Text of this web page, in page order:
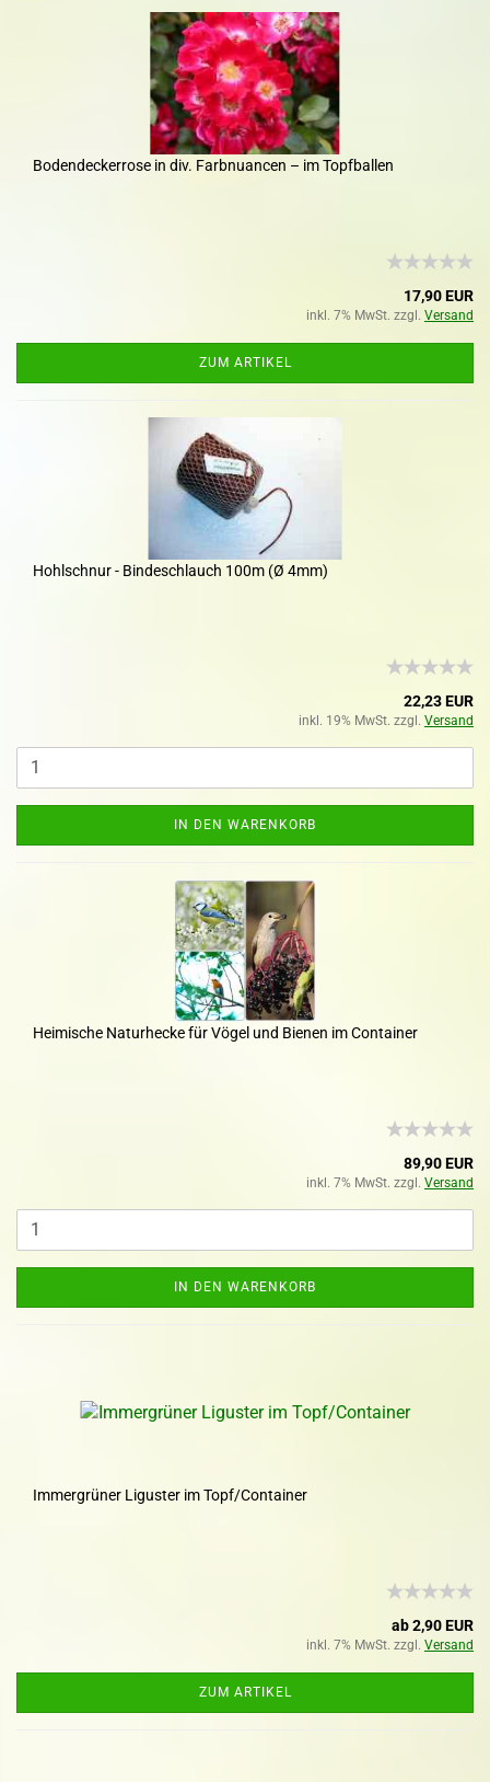
Bodendeckerrose in div. Farbnuancen – im Topfballen
17,90 EUR
inkl. 7% MwSt. zzgl. Versand
ZUM ARTIKEL
Hohlschnur - Bindeschlauch 100m (Ø 4mm)
22,23 EUR
inkl. 19% MwSt. zzgl. Versand
IN DEN WARENKORB
Heimische Naturhecke für Vögel und Bienen im Container
89,90 EUR
inkl. 7% MwSt. zzgl. Versand
IN DEN WARENKORB
Immergrüner Liguster im Topf/Container
ab 2,90 EUR
inkl. 7% MwSt. zzgl. Versand
ZUM ARTIKEL